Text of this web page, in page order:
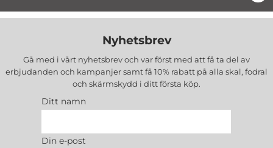
Nyhetsbrev
Gå med i vårt nyhetsbrev och var först med att få ta del av
erbjudanden och kampanjer samt få 10% rabatt på alla skal, fodral
och skärmskydd i ditt första köp.
Ditt namn
Din e-post